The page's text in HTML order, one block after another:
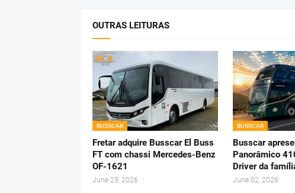
OUTRAS LEITURAS
BUSSCAR
Fretar adquire Busscar El Buss
FT com chassi Mercedes-Benz
OF-1621
June 25, 2026
BUSSCAR
Busscar
Panorâmico
Driver da
June 02, 2026